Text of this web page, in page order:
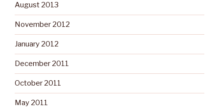
August 2013
November 2012
January 2012
December 2011
October 2011
May 2011